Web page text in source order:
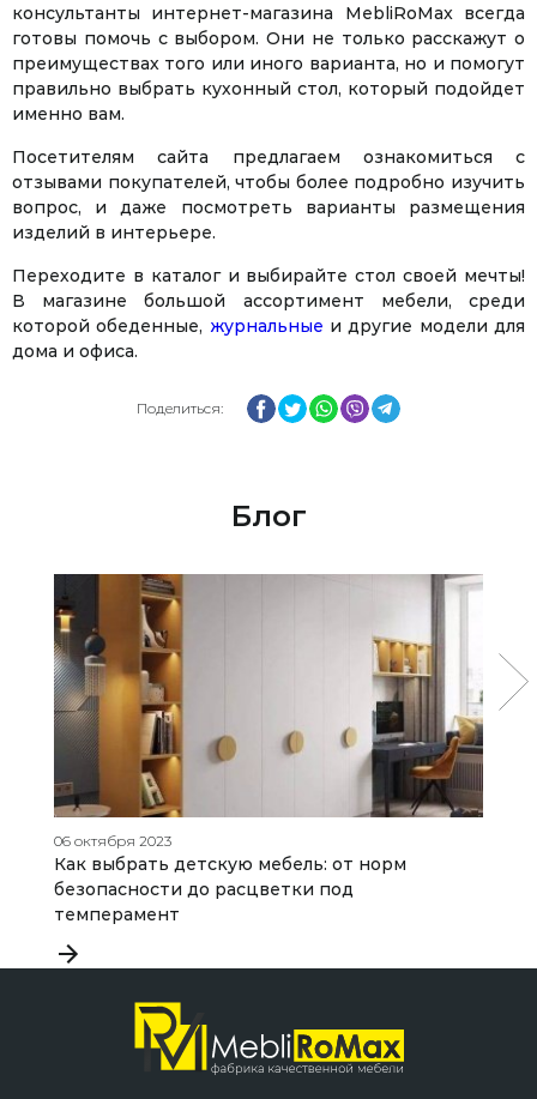
консультанты интернет-магазина MebliRoMax всегда
готовы помочь с выбором. Они не только расскажут о
преимуществах того или иного варианта, но и помогут
правильно выбрать кухонный стол, который подойдет
именно вам.
Посетителям сайта предлагаем ознакомиться с
отзывами покупателей, чтобы более подробно изучить
вопрос, и даже посмотреть варианты размещения
изделий в интерьере.
Переходите в каталог и выбирайте стол своей мечты!
В магазине большой ассортимент мебели, среди
которой обеденные, журнальные и другие модели для
дома и офиса.
Поделиться: Facebook
TwitterWhatsApp
Viber
Блог
06 октября 2023
Как выбрать детскую мебель: от норм
безопасности до расцветки под
темперамент